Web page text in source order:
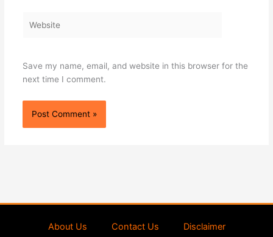
Save my name, email, and website in this browser for the
next time I comment.
About Us Contact Us
Disclaimer